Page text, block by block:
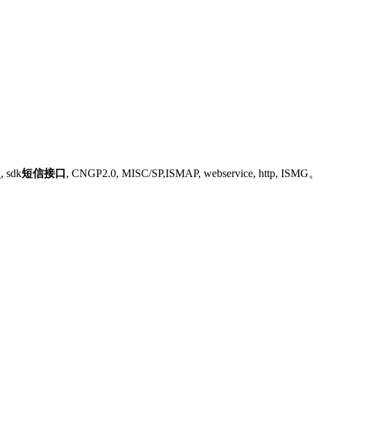
, sdk短信接口 , CNGP2.0, MISC/SP,ISMAP, webservice, http, ISMG。